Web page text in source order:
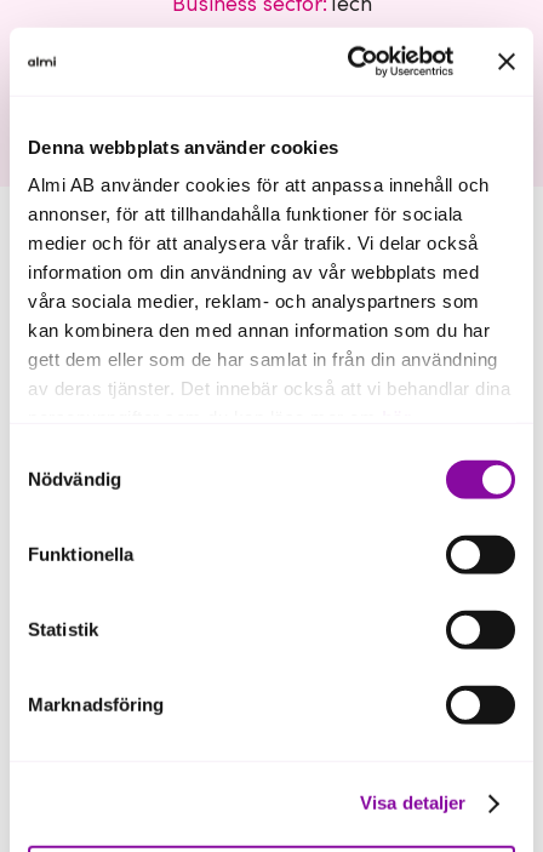
Denna webbplats använder cookies
Almi AB använder cookies för att anpassa innehåll och
annonser, för att tillhandahålla funktioner för sociala
medier och för att analysera vår trafik. Vi delar också
information om din användning av vår webbplats med
våra sociala medier, reklam- och analyspartners som
kan kombinera den med annan information som du har
gett dem eller som de har samlat in från din användning
av deras tjänster. Det innebär också att vi behandlar dina
Om du klickar på avvisa kommer användning av kakor
eller delning av information enligt ovan, inte att ske,
förutom för kakor som är nödvändiga för att hemsidan
ska fungera se mer under inställningar.
Nödvändig
Funktionella
Statistik
Marknadsföring
Visa detaljer
We make components and packaging for the next
platform.
TeraSi's mission is to enable our wireless future by
bringing our technology to the masses.